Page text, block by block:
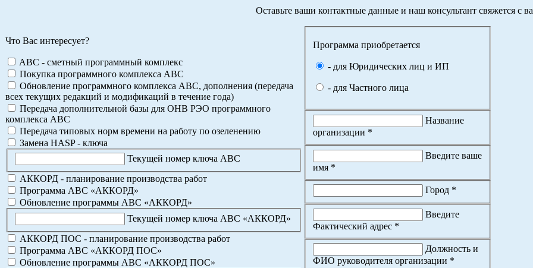
Оставьте ваши контактные данные и наш консультант свяжется с
Что Вас интересует?
ABC - сметный программный комплекс
Покупка программного комплекса АВС
Обновление программного комплекса АВС, дополнения (передача
всех текущих редакций и модификаций в течение года)
Передача дополнительной базы для ОНВ РЭО программного
комплекса АВС
Передача типовых норм времени на работу по озеленению
Замена HASP - ключа
Текущей номер ключа АВС
АККОРД - планирование производства работ
Программа АВС «АККОРД»
Обновление программы АВС «АККОРД»
Текущей номер ключа АВС «АККОРД»
АККОРД ПОС - планирование производства работ
Программа АВС «АККОРД ПОС»
Обновление программы АВС «АККОРД ПОС»
Программа приобретается
- для Юридических лиц и ИП
- для Частного лица
Название
организации *
Введите ваше
имя *
Город *
Введите
Фактический адрес *
Должность и
ФИО руководителя организации *